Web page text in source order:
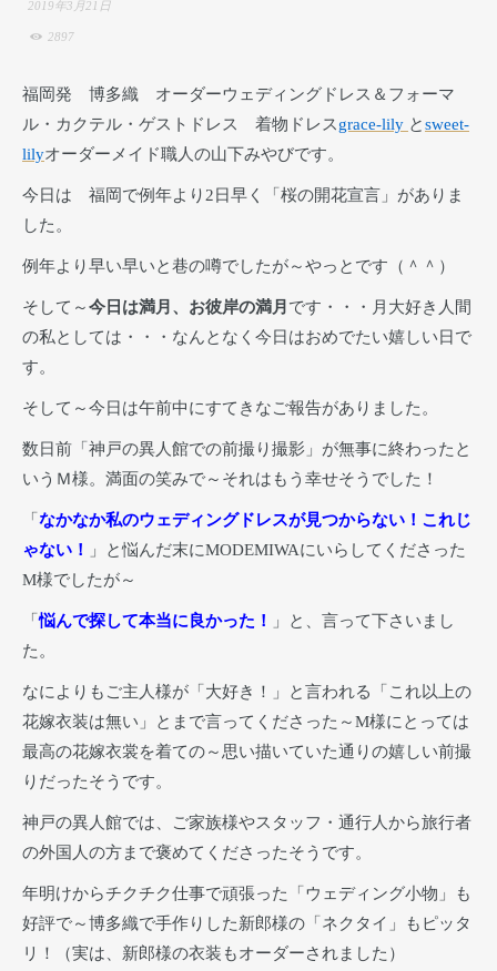
2019年3月21日
2897
福岡発 博多織 オーダーウェディングドレス＆フォーマ
ル・カクテル・ゲストドレス 着物ドレスgrace-lily とsweet-
lilyオーダーメイド職人の山下みやびです。
今日は 福岡で例年より2日早く「桜の開花宣言」がありま
した。
例年より早い早いと巷の噂でしたが～やっとです（＾＾）
そして～今日は満月、お彼岸の満月 です・・・月大好き人間
の私としては・・・なんとなく今日はおめでたい嬉しい日で
す。
そして～今日は午前中にすてきなご報告がありました。
数日前「神戸の異人館での前撮り撮影」が無事に終わったと
いうＭ様。満面の笑みで～それはもう幸せそうでした！
「なかなか私のウェディングドレスが見つからない！これじ
ゃない！
」と悩んだ末にMODEMIWAにいらしてくださった
M様でしたが～
「悩んで探して本当に良かった！
」と、言って下さいまし
た。
なによりもご主人様が「大好き！」と言われる「これ以上の
花嫁衣装は無い」とまで言ってくださった～M様にとっては
最高の花嫁衣裳を着ての～思い描いていた通りの嬉しい前撮
りだったそうです。
神戸の異人館では、ご家族様やスタッフ・通行人から旅行者
の外国人の方まで褒めてくださったそうです。
年明けからチクチク仕事で頑張った「ウェディング小物」も
好評で～博多織で手作りした新郎様の「ネクタイ」もピッタ
リ！（実は、新郎様の衣装もオーダーされました）